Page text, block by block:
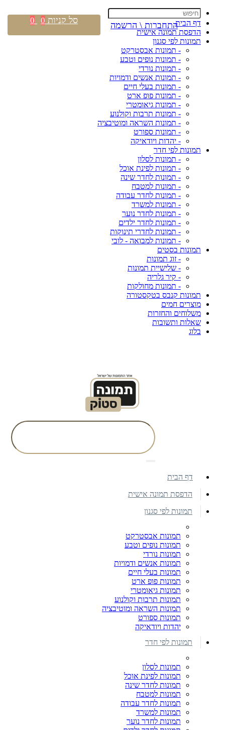
דף הבית
הדפסת תמונה אישית
תמונות לפי סגנון
- תמונות אבסטרקט
- תמונות נופים וטבע
- תמונות נורדי
- תמונות אנשים ודמויות
- תמונות בעלי חיים
- תמונות פופ ארט
- תמונות גיאומטרי
- תמונות תרבות וקולנוע
- תמונות השראה ומוטיבציה
- תמונות ספורט
- יהדות ויודאיקה
תמונות לפי חדר
- תמונות לסלון
- תמונות לפינת אוכל
- תמונות לחדר שינה
- תמונות למטבח
- תמונות לחדר עבודה
- תמונות למשרד
- תמונות לחדר נוער
- תמונות לחדר ילדים
- תמונות לחדרי תינוקות
- תמונות למבואה - לובי
תמונות בסטים
- זוג תמונות
- שלישיית תמונות
- קיר גלריה
- תמונות מחולקות
תמונות קנבס בטקסטורה
מוצרים חמים
משלוחים והחזרות
שאלות ותשובות
בלוג
התחברות \ הרשמה סל קניות 0
0
דף הבית
הדפסת תמונה אישית
תמונות לפי סגנון
תמונות אבסטרקט
תמונות נופים וטבע
תמונות נורדי
תמונות אנשים ודמויות
תמונות בעלי חיים
תמונות פופ ארט
תמונות גיאומטרי
תמונות תרבות וקולנוע
תמונות השראה ומוטיבציה
תמונות ספורט
יהדות ויודאיקה
תמונות לפי חדר
תמונות לסלון
תמונות לפינת אוכל
תמונות לחדר שינה
תמונות למטבח
תמונות לחדר עבודה
תמונות למשרד
תמונות לחדר נוער